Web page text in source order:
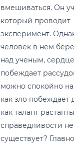
вмешиваться. Он
который проводит
эксперимент.
человек в нем
над ученым, сердце
побеждает
можно спокойно
как зло побеждает
как талант
справедливости не
существует?